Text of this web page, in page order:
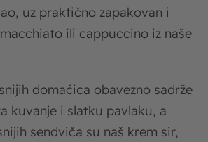
uz praktično zapakovan i
ili cappuccino iz naše
domaćica obavezno sadrže
kuvanje i slatku pavlaku, a
sendviča su naš krem sir,